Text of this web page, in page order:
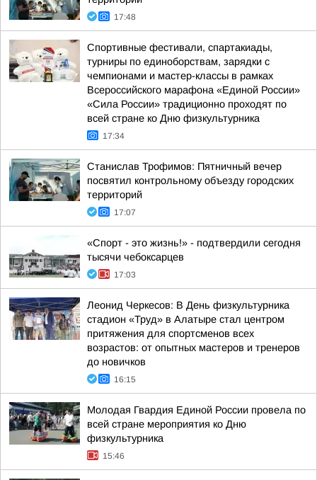
17:48
Спортивные фестивали, спартакиады,
турниры по единоборствам, зарядки с
чемпионами и мастер-классы в рамках
Всероссийского марафона «Единой России»
«Сила России» традиционно проходят по
всей стране ко Дню физкультурника
17:34
Станислав Трофимов: Пятничный вечер
посвятил контрольному объезду городских
территорий
17:07
«Спорт - это жизнь!» - подтвердили сегодня
тысячи чебоксарцев
17:03
Леонид Черкесов: В День физкультурника
стадион «Труд» в Алатыре стал центром
притяжения для спортсменов всех
возрастов: от опытных мастеров и тренеров
до новичков
16:15
Молодая Гвардия Единой России провела по
всей стране мероприятия ко Дню
физкультурника
15:46